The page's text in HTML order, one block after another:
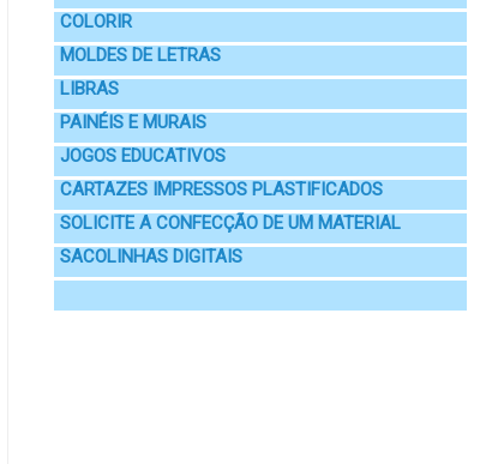
COLORIR
MOLDES DE LETRAS
LIBRAS
PAINÉIS E MURAIS
JOGOS EDUCATIVOS
CARTAZES IMPRESSOS PLASTIFICADOS
SOLICITE A CONFECÇÃO DE UM MATERIAL
SACOLINHAS DIGITAIS